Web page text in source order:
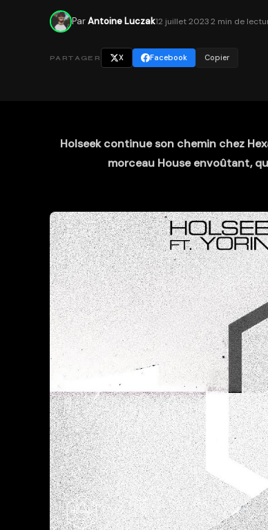
ParAntoine Luczak12 juillet 20232 min de
PARTAGER X Facebook Copier
Holseek continue son chemin chez
morceau House envoûtant,